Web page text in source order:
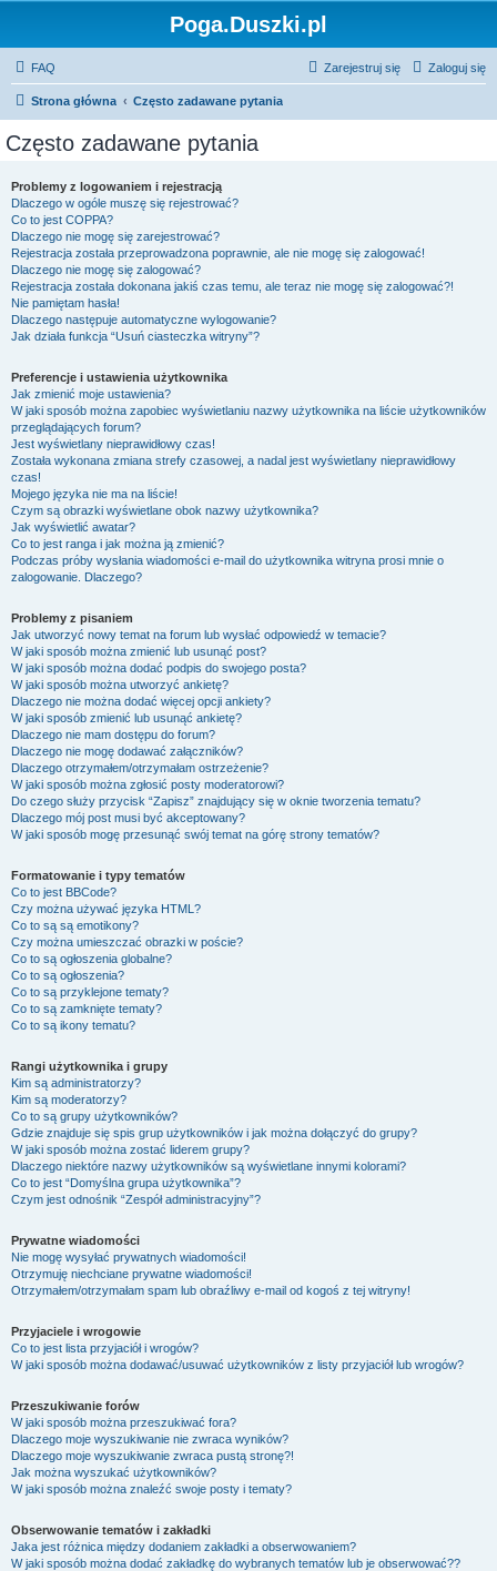
Poga.Duszki.pl
FAQ Zaloguj się
Zarejestruj się
Strona główna Często zadawane pytania
Często zadawane pytania
Problemy z logowaniem i rejestracją
Dlaczego w ogóle muszę się rejestrować?
Co to jest COPPA?
Dlaczego nie mogę się zarejestrować?
Rejestracja została przeprowadzona poprawnie, ale nie mogę się zalogować!
Dlaczego nie mogę się zalogować?
Rejestracja została dokonana jakiś czas temu, ale teraz nie mogę się zalogować?!
Nie pamiętam hasła!
Dlaczego następuje automatyczne wylogowanie?
Jak działa funkcja “Usuń ciasteczka witryny”?
Preferencje i ustawienia użytkownika
Jak zmienić moje ustawienia?
W jaki sposób można zapobiec wyświetlaniu nazwy użytkownika na liście użytkowników
przeglądających forum?
Jest wyświetlany nieprawidłowy czas!
Została wykonana zmiana strefy czasowej, a nadal jest wyświetlany nieprawidłowy
czas!
Mojego języka nie ma na liście!
Czym są obrazki wyświetlane obok nazwy użytkownika?
Jak wyświetlić awatar?
Co to jest ranga i jak można ją zmienić?
Podczas próby wysłania wiadomości e-mail do użytkownika witryna prosi mnie o
zalogowanie. Dlaczego?
Problemy z pisaniem
Jak utworzyć nowy temat na forum lub wysłać odpowiedź w temacie?
W jaki sposób można zmienić lub usunąć post?
W jaki sposób można dodać podpis do swojego posta?
W jaki sposób można utworzyć ankietę?
Dlaczego nie można dodać więcej opcji ankiety?
W jaki sposób zmienić lub usunąć ankietę?
Dlaczego nie mam dostępu do forum?
Dlaczego nie mogę dodawać załączników?
Dlaczego otrzymałem/otrzymałam ostrzeżenie?
W jaki sposób można zgłosić posty moderatorowi?
Do czego służy przycisk “Zapisz” znajdujący się w oknie tworzenia tematu?
Dlaczego mój post musi być akceptowany?
W jaki sposób mogę przesunąć swój temat na górę strony tematów?
Formatowanie i typy tematów
Co to jest BBCode?
Czy można używać języka HTML?
Co to są są emotikony?
Czy można umieszczać obrazki w poście?
Co to są ogłoszenia globalne?
Co to są ogłoszenia?
Co to są przyklejone tematy?
Co to są zamknięte tematy?
Co to są ikony tematu?
Rangi użytkownika i grupy
Kim są administratorzy?
Kim są moderatorzy?
Co to są grupy użytkowników?
Gdzie znajduje się spis grup użytkowników i jak można dołączyć do grupy?
W jaki sposób można zostać liderem grupy?
Dlaczego niektóre nazwy użytkowników są wyświetlane innymi kolorami?
Co to jest “Domyślna grupa użytkownika”?
Czym jest odnośnik “Zespół administracyjny”?
Prywatne wiadomości
Nie mogę wysyłać prywatnych wiadomości!
Otrzymuję niechciane prywatne wiadomości!
Otrzymałem/otrzymałam spam lub obraźliwy e-mail od kogoś z tej witryny!
Przyjaciele i wrogowie
Co to jest lista przyjaciół i wrogów?
W jaki sposób można dodawać/usuwać użytkowników z listy przyjaciół lub wrogów?
Przeszukiwanie forów
W jaki sposób można przeszukiwać fora?
Dlaczego moje wyszukiwanie nie zwraca wyników?
Dlaczego moje wyszukiwanie zwraca pustą stronę?!
Jak można wyszukać użytkowników?
W jaki sposób można znaleźć swoje posty i tematy?
Obserwowanie tematów i zakładki
Jaka jest różnica między dodaniem zakładki a obserwowaniem?
W jaki sposób można dodać zakładkę do wybranych tematów lub je obserwować??